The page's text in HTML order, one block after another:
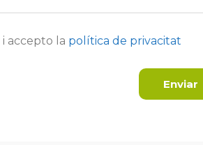
accepto la política de privacitat
Enviar